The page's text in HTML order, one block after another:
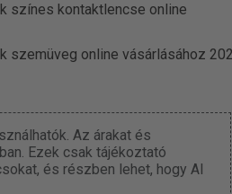
színes kontaktlencse online
szemüveg online vásárlásához
Az árakat és
Ezek csak tájékoztató
és részben lehet, hogy AI